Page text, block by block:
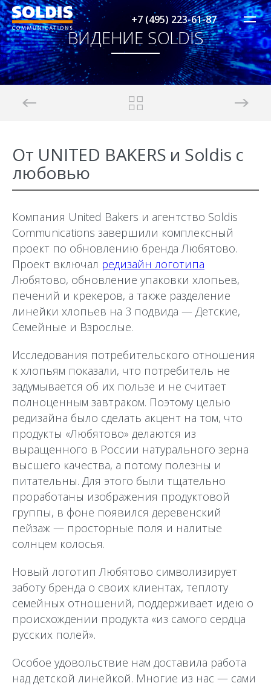
+7 (495) 223-61-87
ВИДЕНИЕ SOLDIS
От UNITED BAKERS и Soldis с
любовью
Компания United Bakers и агентство Soldis
Communications завершили комплексный
проект по обновлению бренда Любятово.
Проект включал редизайн логотипа
Любятово, обновление упаковки хлопьев,
печений и крекеров, а также разделение
линейки хлопьев на 3 подвида — Детские,
Семейные и Взрослые.
Исследования потребительского отношения
к хлопьям показали, что потребитель не
задумывается об их пользе и не считает
полноценным завтраком. Поэтому целью
редизайна было сделать акцент на том, что
продукты «Любятово» делаются из
выращенного в России натурального зерна
высшего качества, а потому полезны и
питательны. Для этого были тщательно
проработаны изображения продуктовой
группы, в фоне появился деревенский
пейзаж — просторные поля и налитые
солнцем колосья.
Новый логотип Любятово символизирует
заботу бренда о своих клиентах, теплоту
семейных отношений, поддерживает идею о
происхождении продукта «из самого сердца
русских полей».
Особое удовольствие нам доставила работа
над детской линейкой. Многие из нас — сами